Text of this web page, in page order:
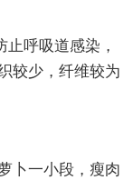
呼吸道感染，
较少，纤维较为
一小段，瘦肉